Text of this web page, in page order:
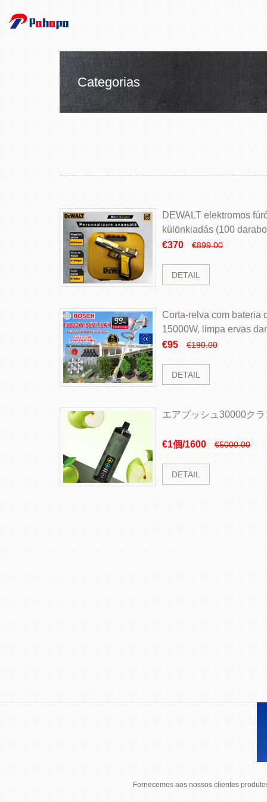
Categorias
DEWALT elektromos
különkiadás (100
€370
€899.00
DETAIL
Corta-relva com bateria
15000W, limpa ervas
rapidamente
€95 €190.00
DETAIL
エアプッシュ30000ク
€1個/1600 €5000.00
DETAIL
Fornecemos aos nossos clientes